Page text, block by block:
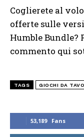
53,189 Fans
Coglierete al
offerte sulle
Humble Bundle?
commento qui
TAGS GIOCHI DA